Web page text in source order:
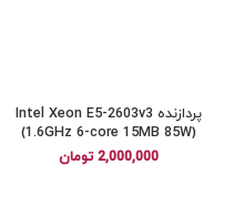
پردازنده Intel Xeon E5-2603v3
(1.6GHz 6-core 15MB 85W)
2,000,000 تومان